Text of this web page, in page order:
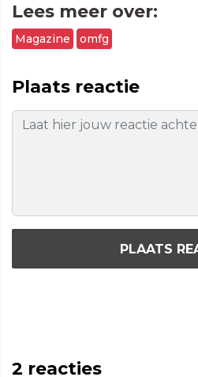
Lees meer over:
Magazine omfg
Plaats reactie
PLAATS
2 reacties